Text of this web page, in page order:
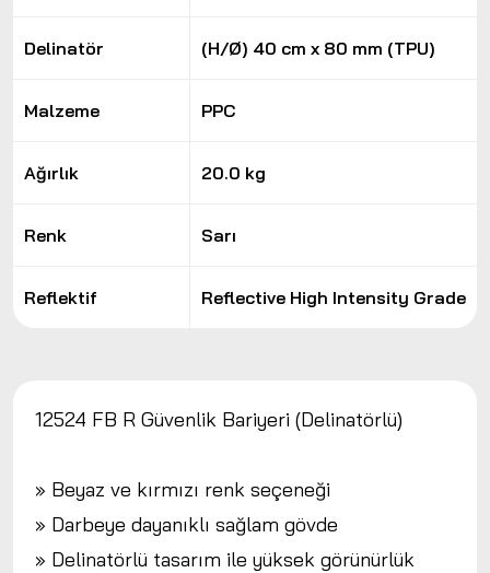
Delinatör (H/Ø) 40 cm x 80 mm (TPU)
Malzeme PPC
Ağırlık 20.0 kg
Renk Sarı
Reflektif Reflective High Intensity Grade
12524 FB R Güvenlik Bariyeri (Delinatörlü)
» Beyaz ve kırmızı renk seçeneği
» Darbeye dayanıklı sağlam gövde
» Delinatörlü tasarım ile yüksek görünürlük